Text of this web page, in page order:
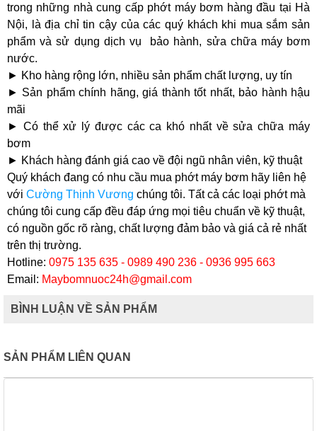
trong những nhà cung cấp phớt máy bơm hàng đầu tại Hà
Nội, là địa chỉ tin cậy của các quý khách khi mua sắm sản
phẩm và sử dụng dịch vụ bảo hành, sửa chữa máy bơm
nước.
► Kho hàng rộng lớn, nhiều sản phẩm chất lượng, uy tín
► Sản phẩm chính hãng, giá thành tốt nhất, bảo hành hậu
mãi
► Có thể xử lý được các ca khó nhất về sửa chữa máy
bơm
► Khách hàng đánh giá cao về đội ngũ nhân viên, kỹ thuật
Quý khách đang có nhu cầu mua phớt máy bơm hãy liên hệ
với Cường Thịnh Vương chúng tôi. Tất cả các loại phớt mà
chúng tôi cung cấp đều đáp ứng mọi tiêu chuẩn về kỹ thuật,
có nguồn gốc rõ ràng, chất lượng đảm bảo và giá cả rẻ nhất
trên thị trường.
Hotline: 0975 135 635 - 0989 490 236 - 0936 995 663
Email: Maybomnuoc24h@gmail.com
BÌNH LUẬN VỀ SẢN PHẨM
SẢN PHẨM LIÊN QUAN